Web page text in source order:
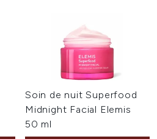
Soin de nuit Superfood
Midnight Facial Elemis
50 ml